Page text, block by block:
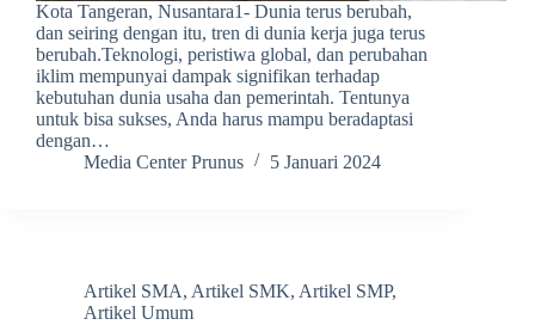
Kota Tangeran, Nusantara1- Dunia terus berubah,
dan seiring dengan itu, tren di dunia kerja juga terus
berubah.Teknologi, peristiwa global, dan perubahan
iklim mempunyai dampak signifikan terhadap
kebutuhan dunia usaha dan pemerintah. Tentunya
untuk bisa sukses, Anda harus mampu beradaptasi
dengan…
Media Center Prunus
5 Januari 2024
Artikel SMA, Artikel SMK, Artikel SMP,
Artikel Umum